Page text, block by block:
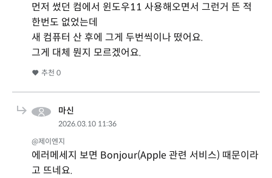
먼저 썼던 컴에서 윈도우11 사용해오면서 그런거 뜬 적
한번도 없었는데
새 컴퓨터 산 후에 그게 두번씩이나 떴어요.
그게 대체 뭔지 모르겠어요.
추천 0
마신
2026.03.10 11:36
@제이엔지
에러메세지 보면 Bonjour(Apple 관련 서비스) 때문이라
고 뜨네요.